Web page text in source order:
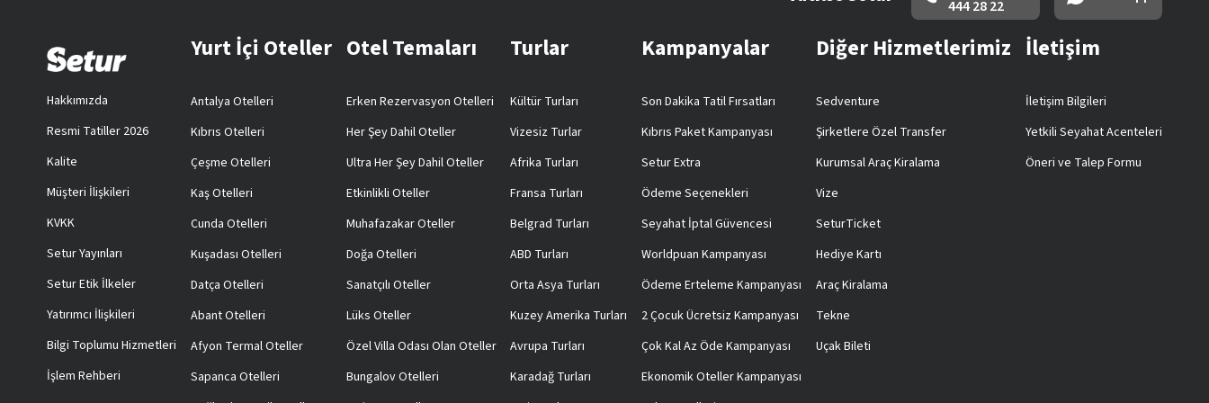
444 28 22
Hakkımızda
Resmi Tatiller 2026
Kalite
Müşteri İlişkileri
KVKK
Setur Yayınları
Setur Etik İlkeler
Yatırımcı İlişkileri
Bilgi Toplumu Hizmetleri
İşlem Rehberi
Yurt İçi Oteller
Antalya Otelleri
Kıbrıs Otelleri
Çeşme Otelleri
Kaş Otelleri
Cunda Otelleri
Kuşadası Otelleri
Datça Otelleri
Abant Otelleri
Afyon Termal Oteller
Sapanca Otelleri
Otel Temaları
Erken Rezervasyon Otelleri
Her Şey Dahil Oteller
Ultra Her Şey Dahil Oteller
Etkinlikli Oteller
Muhafazakar Oteller
Doğa Otelleri
Sanatçılı Oteller
Lüks Oteller
Özel Villa Odası Olan Oteller
Bungalov Otelleri
Turlar
Kültür Turları
Vizesiz Turlar
Afrika Turları
Fransa Turları
Belgrad Turları
ABD Turları
Orta Asya Turları
Kuzey Amerika Turları
Avrupa Turları
Karadağ Turları
Kampanyalar
Son Dakika Tatil Fırsatları
Kıbrıs Paket Kampanyası
Setur Extra
Ödeme Seçenekleri
Seyahat İptal Güvencesi
Worldpuan Kampanyası
Ödeme Erteleme Kampanyası
2 Çocuk Ücretsiz Kampanyası
Çok Kal Az Öde Kampanyası
Ekonomik Oteller Kampanyası
Diğer Hizmetlerimiz
Sedventure
Şirketlere Özel Transfer
Kurumsal Araç Kiralama
Vize
SeturTicket
Hediye Kartı
Araç Kiralama
Tekne
Uçak Bileti
İletişim
İletişim Bilgileri
Yetkili Seyahat Acenteleri
Öneri ve Talep Formu